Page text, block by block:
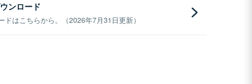
ンロード
ドはこちらから。（2026年7月31日更新）